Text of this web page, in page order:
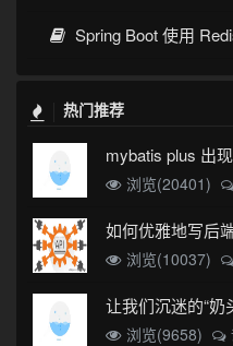
Spring Boot 使用 Redis：
热门推荐
浏览(20401)
如何优雅地写后
浏览(10037)
让我们沉迷的“奶
浏览(9658)